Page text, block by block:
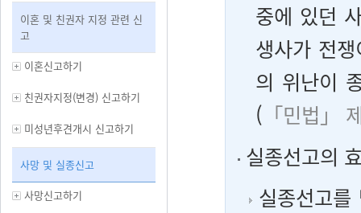
이혼 및 친권자 지정 관련 신
고
이혼신고하기
친권자지정(변경) 신고하기
미성년후견개시 신고하기
사망 및 실종신고
사망신고하기
중에 있던
생사가 전
의 위난이
( 「민법」
실종선고의
실종선고